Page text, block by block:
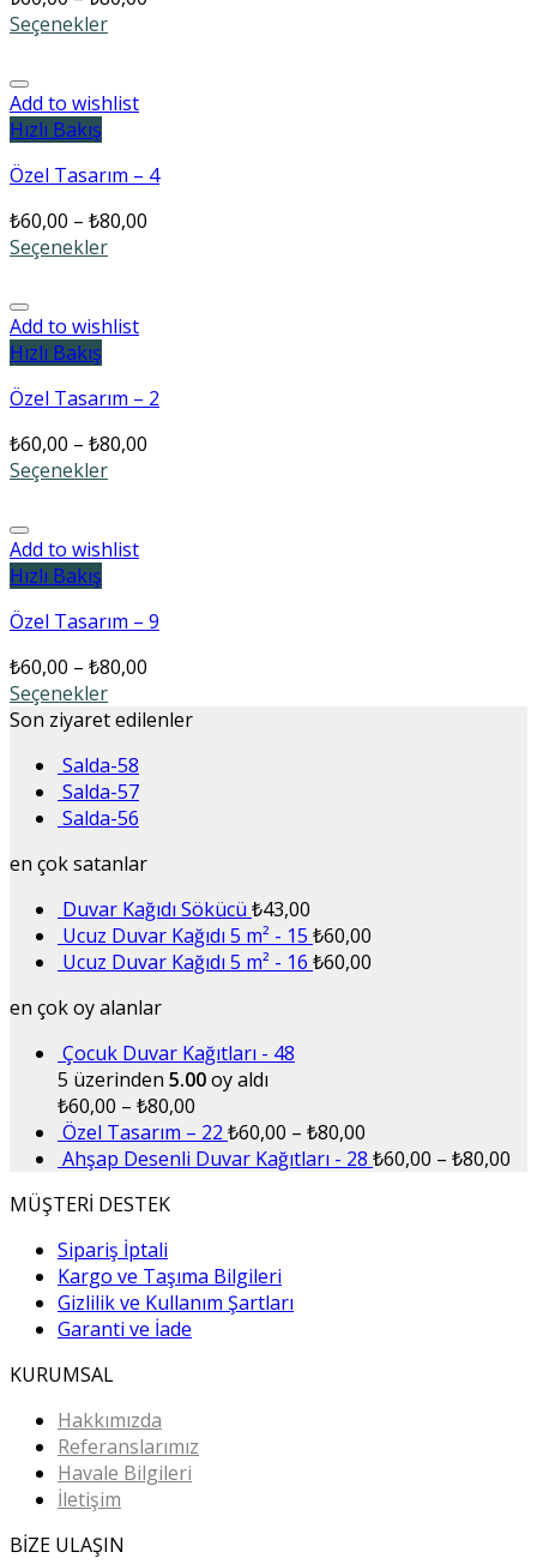
Seçenekler
Add to wishlist
Hızlı Bakış
Özel Tasarım – 4
₺60,00 – ₺80,00
Seçenekler
Add to wishlist
Hızlı Bakış
Özel Tasarım – 2
₺60,00 – ₺80,00
Seçenekler
Add to wishlist
Hızlı Bakış
Özel Tasarım – 9
₺60,00 – ₺80,00
Seçenekler
Son ziyaret edilenler
Salda-58
Salda-57
Salda-56
en çok satanlar
Duvar Kağıdı Sökücü ₺43,00
Ucuz Duvar Kağıdı 5 m² - 15 ₺60,00
Ucuz Duvar Kağıdı 5 m² - 16 ₺60,00
en çok oy alanlar
Çocuk Duvar Kağıtları - 48
5 üzerinden 5.00oy aldı
₺60,00 – ₺80,00
Özel Tasarım – 22 ₺60,00 – ₺80,00
Ahşap Desenli Duvar Kağıtları - 28 ₺60,00 – ₺80,00
MÜŞTERİ DESTEK
Sipariş İptali
Kargo ve Taşıma Bilgileri
Gizlilik ve Kullanım Şartları
Garanti ve İade
KURUMSAL
Hakkımızda
Referanslarımız
Havale Bilgileri
İletişim
BİZE ULAŞIN